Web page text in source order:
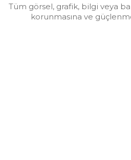
Tüm görsel, grafik, bilgi veya
korunmasına ve